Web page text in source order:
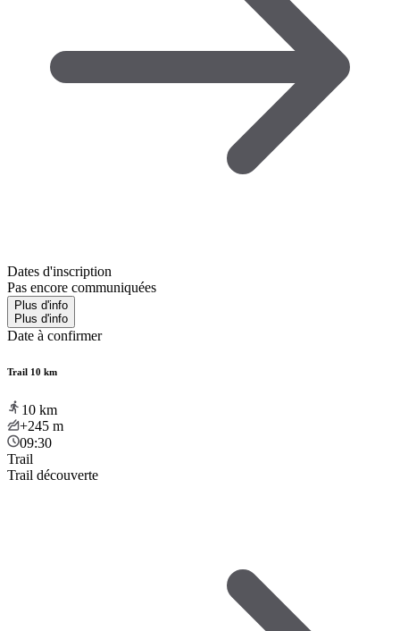
Dates d'inscription
Pas encore communiquées
Plus d'info
Plus d'info
Date à confirmer
Trail 10 km
10 km
+245 m
09:30
Trail
Trail découverte